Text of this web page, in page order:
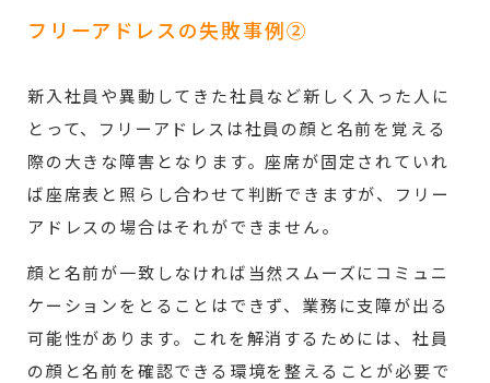
フリーアドレスの失敗事例②
新入社員や異動してきた社員など新しく入った人に
とって、フリーアドレスは社員の顔と名前を覚える
際の大きな障害となります。座席が固定されていれ
ば座席表と照らし合わせて判断できますが、フリー
アドレスの場合はそれができません。
顔と名前が一致しなければ当然スムーズにコミュニ
ケーションをとることはできず、業務に支障が出る
可能性があります。これを解消するためには、社員
の顔と名前を確認できる環境を整えることが必要で